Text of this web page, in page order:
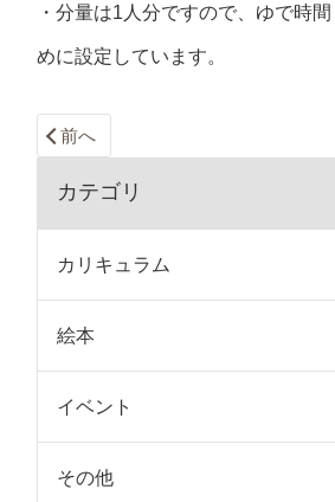
・分量は1人分ですので、ゆで時
めに設定しています。
前へ
カテゴリ
カリキュラム
絵本
イベント
その他